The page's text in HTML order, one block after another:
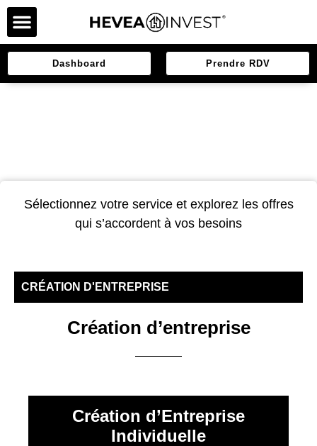
Dashboard Prendre RDV
Sélectionnez votre service et explorez les offres
qui s’accordent à vos besoins
CRÉATION D'ENTREPRISE
Création d’entreprise
Création d’Entreprise
Individuelle